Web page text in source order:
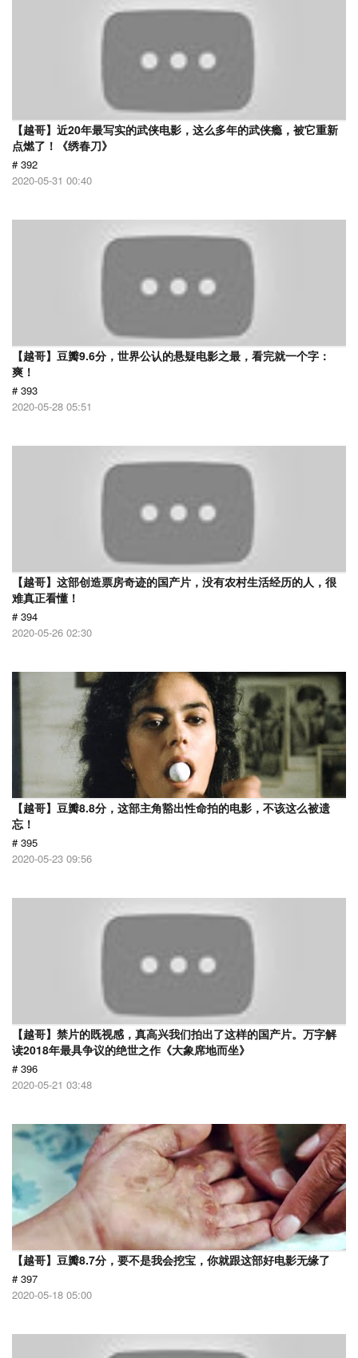
【越哥】近20年最写实的武侠电影，这么多年的武侠瘾，被它重新
点燃了！《绣春刀》
# 392
2020-05-31 00:40
【越哥】豆瓣9.6分，世界公认的悬疑电影之最，看完就一个字：
爽！
# 393
2020-05-28 05:51
【越哥】这部创造票房奇迹的国产片，没有农村生活经历的人，很
难真正看懂！
# 394
2020-05-26 02:30
【越哥】豆瓣8.8分，这部主角豁出性命拍的电影，不该这么被遗
忘！
# 395
2020-05-23 09:56
【越哥】禁片的既视感，真高兴我们拍出了这样的国产片。万字解
读2018年最具争议的绝世之作《大象席地而坐》
# 396
2020-05-21 03:48
【越哥】豆瓣8.7分，要不是我会挖宝，你就跟这部好电影无缘了
# 397
2020-05-18 05:00